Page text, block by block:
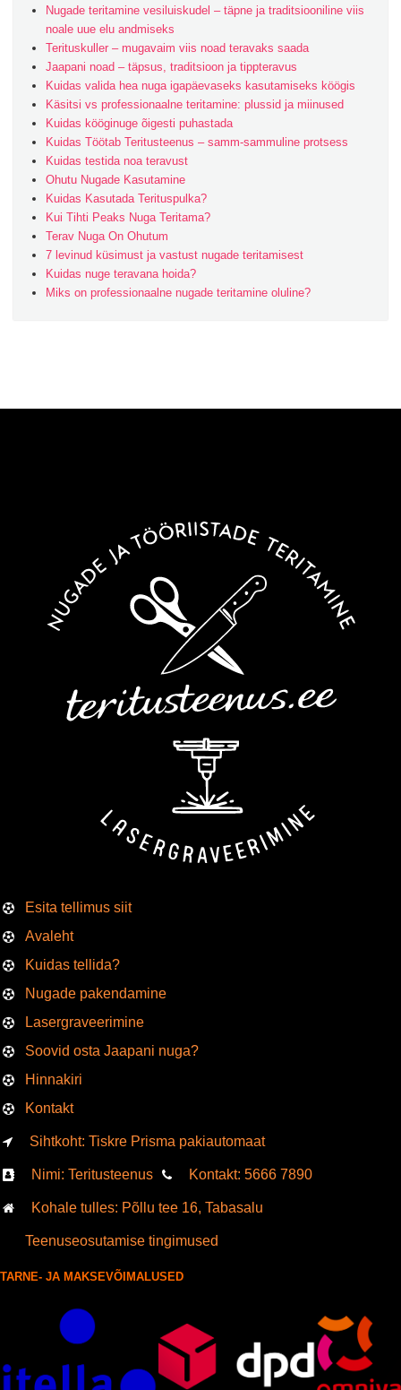
Nugade teritamine vesiluiskudel – täpne ja traditsiooniline viis
noale uue elu andmiseks
Terituskuller – mugavaim viis noad teravaks saada
Jaapani noad – täpsus, traditsioon ja tippteravus
Kuidas valida hea nuga igapäevaseks kasutamiseks köögis
Käsitsi vs professionaalne teritamine: plussid ja miinused
Kuidas kööginuge õigesti puhastada
Kuidas Töötab Teritusteenus – samm-sammuline protsess
Kuidas testida noa teravust
Ohutu Nugade Kasutamine
Kuidas Kasutada Terituspulka?
Kui Tihti Peaks Nuga Teritama?
Terav Nuga On Ohutum
7 levinud küsimust ja vastust nugade teritamisest
Kuidas nuge teravana hoida?
Miks on professionaalne nugade teritamine oluline?
Esita tellimus siit
Avaleht
Kuidas tellida?
Nugade pakendamine
Lasergraveerimine
Soovid osta Jaapani nuga?
Hinnakiri
Kontakt
Sihtkoht: Tiskre Prisma pakiautomaat
Nimi: Teritusteenus Kontakt: 5666 7890
Kohale tulles: Põllu tee 16, Tabasalu
Teenuseosutamise tingimused
TARNE- JA MAKSEVÕIMALUSED